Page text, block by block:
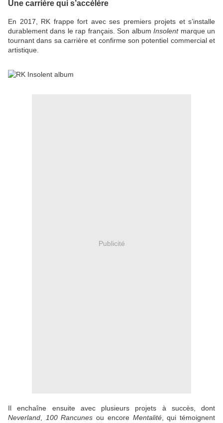
Une carrière qui s’accélère
En 2017, RK frappe fort avec ses premiers projets et s’installe
durablement dans le rap français. Son albumInsolentmarque un
tournant dans sa carrière et confirme son potentiel commercial et
artistique.
Publicité
Il enchaîne ensuite avec plusieurs projets à succès, dont
Neverland
100 Rancunes ou encore Mentalité, qui témoignent